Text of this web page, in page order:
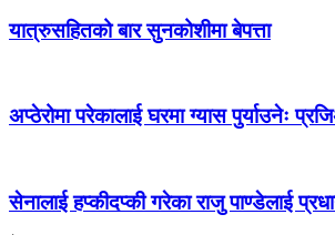
यात्रुसहितको बार सुनकोशीमा बेपत्ता
अप्ठेरोमा परेकालाई घरमा ग्यास पुर्याउनेः
सेनालाई हप्कीदप्की गरेका राजु पाण्डेलाई